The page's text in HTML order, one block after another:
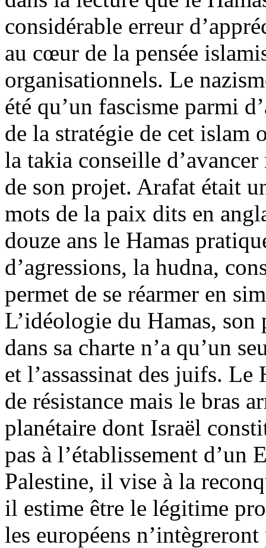
considérable erreur
au cœur de la pensée
organisationnels. Le
été qu’un fascisme parmi
de la stratégie de cet islam
la takia conseille
de son projet. Arafat était
mots de la paix dits en
douze ans le Hamas
d’agressions, la hudna,
permet de se réarmer en
L’idéologie du Hamas,
dans sa charte n’a qu’un
et l’assassinat des juifs. Le
de résistance mais le bras
planétaire dont Israël
pas à l’établissement d’un
Palestine, il vise à la
il estime être le légitime
les européens